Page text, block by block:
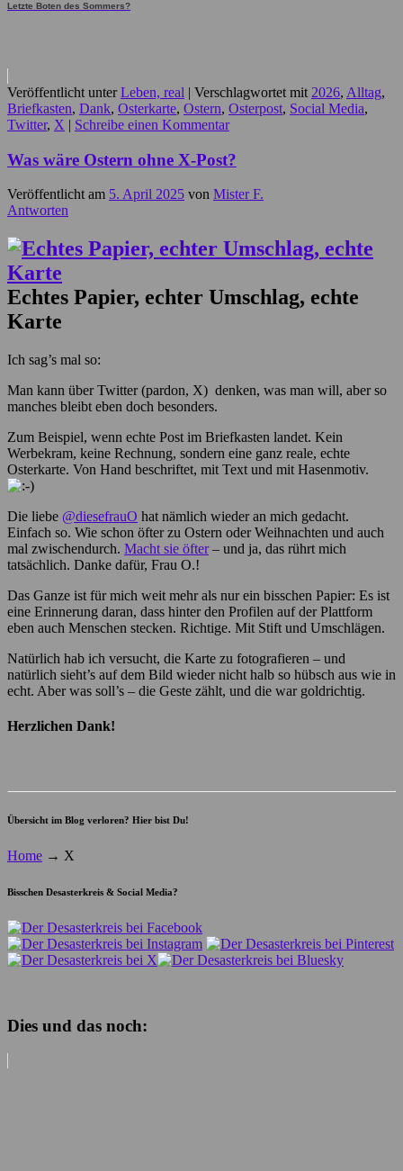
Letzte Boten des Sommers?
Veröffentlicht unter Leben, real | Verschlagwortet mit 2026, Alltag,
Briefkasten, Dank, Osterkarte, Ostern, Osterpost, Social Media,
Twitter, X | Schreibe einen Kommentar
Was wäre Ostern ohne X-Post?
Veröffentlicht am 5. April 2025 von Mister F.
Antworten
Echtes Papier, echter Umschlag, echte
Karte
Ich sag’s mal so:
Man kann über Twitter (pardon, X) denken, was man will, aber so
manches bleibt eben doch besonders.
Zum Beispiel, wenn echte Post im Briefkasten landet. Kein
Werbekram, keine Rechnung, sondern eine ganz reale, echte
Osterkarte. Von Hand beschriftet, mit Text und mit Hasenmotiv.
Die liebe @diesefrauO hat nämlich wieder an mich gedacht.
Einfach so. Wie schon öfter zu Ostern oder Weihnachten und auch
mal zwischendurch. Macht sie öfter– und ja, das rührt mich
tatsächlich. Danke dafür, Frau O.!
Das Ganze ist für mich weit mehr als nur ein bisschen Papier: Es ist
eine Erinnerung daran, dass hinter den Profilen auf der Plattform
eben auch Menschen stecken. Richtige. Mit Stift und Umschlägen.
Natürlich hab ich versucht, die Karte zu fotografieren – und
natürlich sieht’s auf dem Bild wieder nicht halb so hübsch aus wie in
echt. Aber was soll’s – die Geste zählt, und die war goldrichtig.
Herzlichen Dank!
Übersicht im Blog verloren? Hier bist Du!
Home → X
Bisschen Desasterkreis & Social Media?
Dies und das noch: